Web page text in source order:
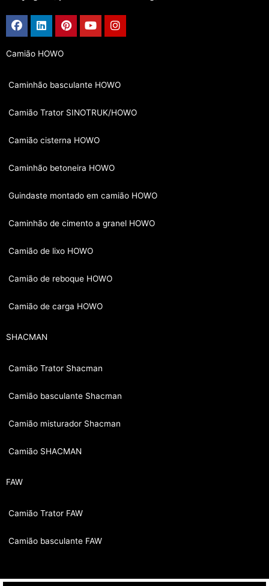
Facebook
LinkedinPinterest
YoutubeInstagram
Camião HOWO
Caminhão basculante HOWO
Camião Trator SINOTRUK/HOWO
Camião cisterna HOWO
Caminhão betoneira HOWO
Guindaste montado em camião HOWO
Caminhão de cimento a granel HOWO
Camião de lixo HOWO
Camião de reboque HOWO
Camião de carga HOWO
SHACMAN
Camião Trator Shacman
Camião basculante Shacman
Camião misturador Shacman
Camião SHACMAN
FAW
Camião Trator FAW
Camião basculante FAW